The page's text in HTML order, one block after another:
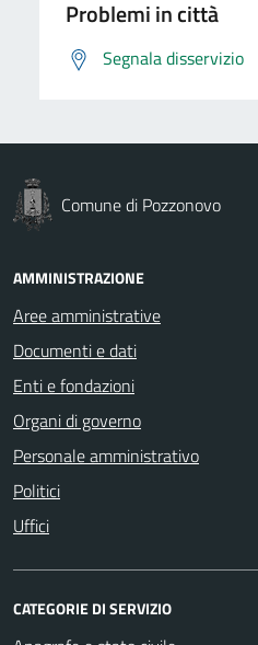
Problemi in città
Segnala disservizio
Comune di Pozzonovo
AMMINISTRAZIONE
Aree amministrative
Documenti e dati
Enti e fondazioni
Organi di governo
Personale amministrativo
Politici
Uffici
CATEGORIE DI SERVIZIO